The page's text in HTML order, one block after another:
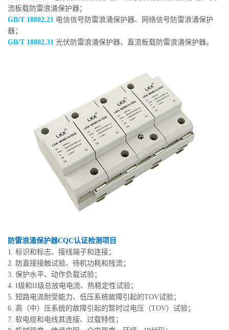
流板载防雷浪涌保护器；
GB/T 18802.21 电信信号防雷浪涌保护器、网络信号防雷浪涌保护
器；
GB/T 18802.31 光伏防雷浪涌保护器、直流板载防雷浪涌保护器。
防雷浪涌保护器CQC认证检测项目
1. 标识和标志、接线端子和连接；
2. 防直接接触试验、待机功耗和残流；
3. 保护水平、动作负载试验；
4. I级和II级总放电电流、热稳定性试验；
5. 短路电流耐受能力、低压系统故障引起的TOV试验；
6. 高（中）压系统的故障引起的暂时过电压（TOV）试验；
7. 软电缆和电线其连接、过载特性；